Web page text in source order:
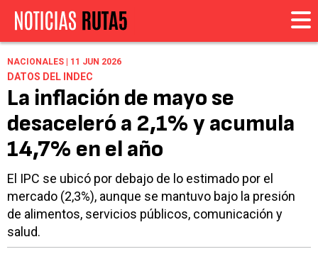
NACIONALES | 11 JUN 2026
DATOS DEL INDEC
La inflación de mayo se
desaceleró a 2,1% y acumula
14,7% en el año
El IPC se ubicó por debajo de lo estimado por el
mercado (2,3%), aunque se mantuvo bajo la presión
de alimentos, servicios públicos, comunicación y
salud.